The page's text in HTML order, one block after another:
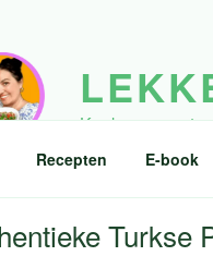
Kook eens wat
Recepten E-book
Turkse